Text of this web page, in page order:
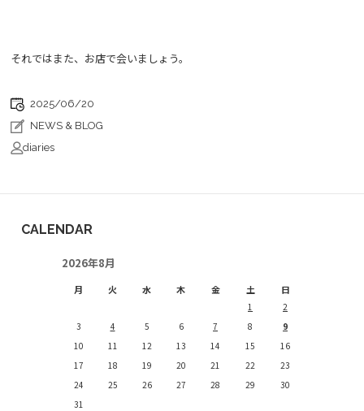
それではまた、お店で会いましょう。
2025/06/20
NEWS & BLOG
diaries
CALENDAR
2026年8月
月 火 水 木 金 土 日
1
2
3
4 5 6 7 8
9
10
11 12 13 14 15
16
17
18 19 20 21 22
23
24
25 26 27 28 29
30
31